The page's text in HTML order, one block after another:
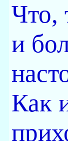
Что,
и
Как